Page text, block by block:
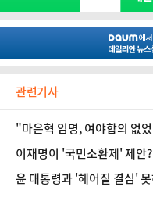
관련기사
"마은혁 임명, 여야합의 없
흠결 명백" [법조계에 물어
이재명이 '국민소환제' 제
돼야"
윤 대통령과 '헤어질 결심'